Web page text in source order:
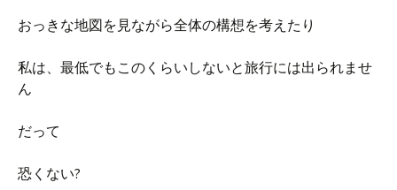
おっきな地図を見ながら全体の構想を考えたり
私は、最低でもこのくらいしないと旅行には出られませ
ん
だって
恐くない?